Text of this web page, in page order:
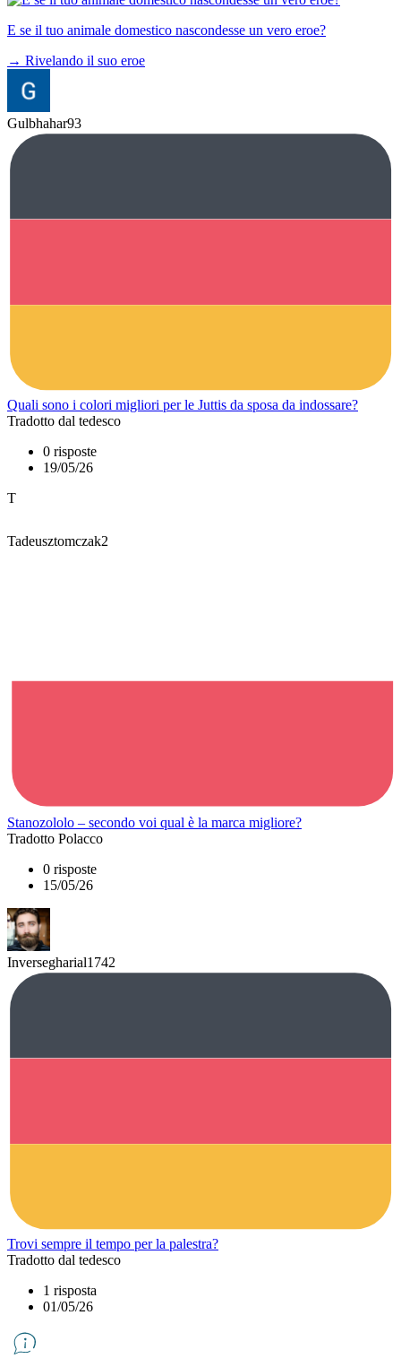
E se il tuo animale domestico nascondesse un vero eroe?
→ Rivelando il suo eroe
Gulbhahar93
Quali sono i colori migliori per le Juttis da sposa da indossare?
Tradotto dal tedesco
0 risposte
19/05/26
T
Tadeusztomczak2
Stanozololo – secondo voi qual è la marca migliore?
Tradotto Polacco
0 risposte
15/05/26
Inversegharial1742
Trovi sempre il tempo per la palestra?
Tradotto dal tedesco
1 risposta
01/05/26